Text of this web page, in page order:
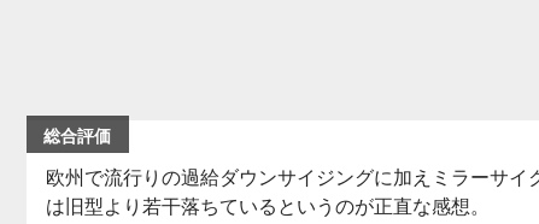
総合評価
欧州で流行りの過給ダウンサイジングに加えミラーサ
は旧型より若干落ちているというのが正直な感想。